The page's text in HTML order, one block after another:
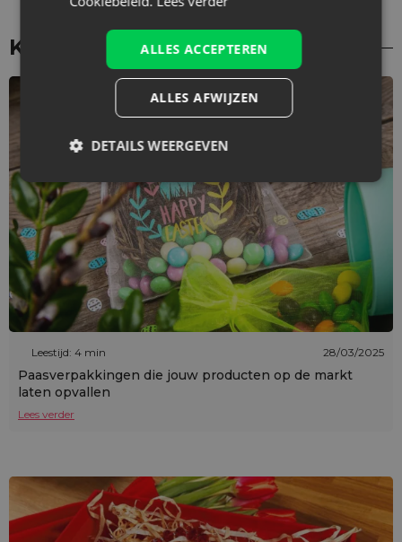
KERSTINSPIRATIE
Leestijd: 4 min 28/03/2025
Paasverpakkingen die jouw producten op de markt
laten opvallen
Lees verder
ALLES ACCEPTEREN
ALLES AFWIJZEN
DETAILS WEERGEVEN